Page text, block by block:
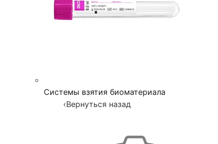
Системы взятия биоматериала
‹Вернуться назад